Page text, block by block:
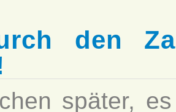
den
später,